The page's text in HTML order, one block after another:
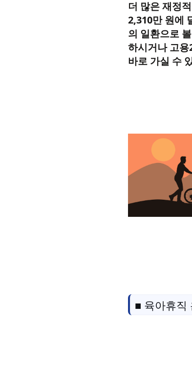
더 많은 재정
2,310만 원에
의 일환으로
하시거나 고
바로 가실 수
■ 육아휴직